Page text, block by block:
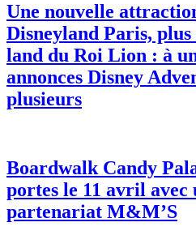
Une nouvelle
Disneyland Paris,
land du Roi Lion : à
annonces Disney
plusieurs
Boardwalk Candy
portes le 11 avril avec
partenariat M&M’S